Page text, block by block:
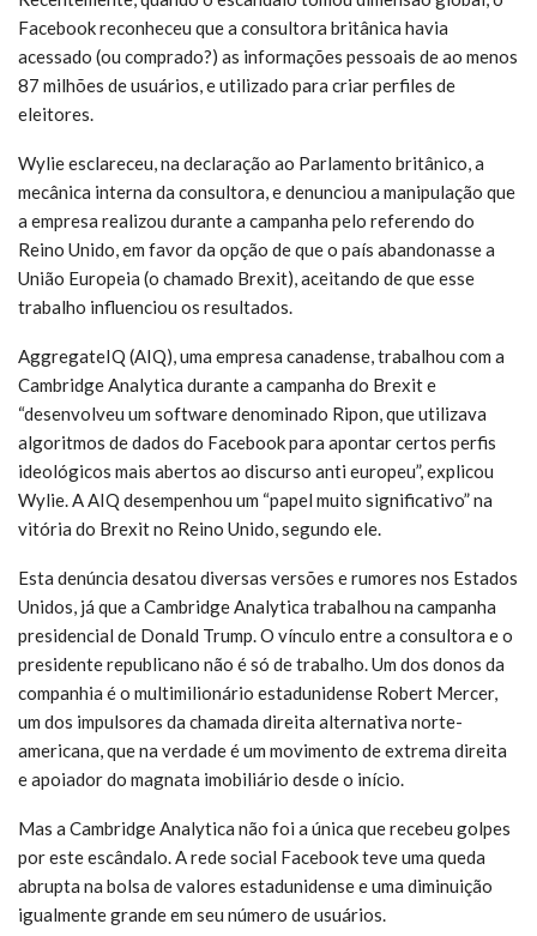
Facebook reconheceu que a consultora britânica havia
acessado (ou comprado?) as informações pessoais de ao menos
87 milhões de usuários, e utilizado para criar perfiles de
eleitores.
Wylie esclareceu, na declaração ao Parlamento britânico, a
mecânica interna da consultora, e denunciou a manipulação que
a empresa realizou durante a campanha pelo referendo do
Reino Unido, em favor da opção de que o país abandonasse a
União Europeia (o chamado Brexit), aceitando de que esse
trabalho influenciou os resultados.
AggregateIQ (AIQ), uma empresa canadense, trabalhou com a
Cambridge Analytica durante a campanha do Brexit e
“desenvolveu um software denominado Ripon, que utilizava
algoritmos de dados do Facebook para apontar certos perfis
ideológicos mais abertos ao discurso anti europeu”, explicou
Wylie. A AIQ desempenhou um “papel muito significativo” na
vitória do Brexit no Reino Unido, segundo ele.
Esta denúncia desatou diversas versões e rumores nos Estados
Unidos, já que a Cambridge Analytica trabalhou na campanha
presidencial de Donald Trump. O vínculo entre a consultora e o
presidente republicano não é só de trabalho. Um dos donos da
companhia é o multimilionário estadunidense Robert Mercer,
um dos impulsores da chamada direita alternativa norte-
americana, que na verdade é um movimento de extrema direita
e apoiador do magnata imobiliário desde o início.
Mas a Cambridge Analytica não foi a única que recebeu golpes
por este escândalo. A rede social Facebook teve uma queda
abrupta na bolsa de valores estadunidense e uma diminuição
igualmente grande em seu número de usuários.